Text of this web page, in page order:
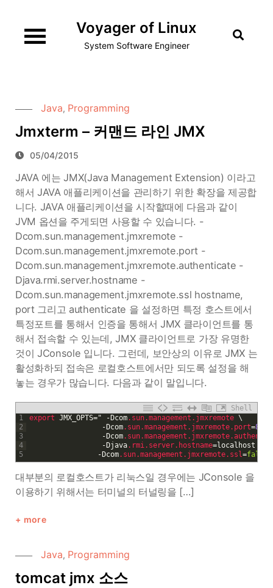
content
Voyager of Linux
System Software Engineer
Java, Programming
Jmxterm – 커맨드 라인 JMX
05/04/2015
JAVA 에는 JMX(Java Management Extension) 이라고
해서 JAVA 애플리케이션을 관리하기 위한 확장을 제공합
니다. JAVA 애플리케이션을 시작할때에 다음과 같이
JVM 옵션을 주게되면 사용할 수 있습니다. -
Dcom.sun.management.jmxremote -
Dcom.sun.management.jmxremote.port -
Dcom.sun.management.jmxremote.authenticate -
Djava.rmi.server.hostname -
Dcom.sun.management.jmxremote.ssl hostname,
port 그리고 authenticate 을 설정하면 특정 호스트에서
특정포트를 통해서 인증을 통해서 JMX 클라이언트를 통
해서 접속할 수 있는데, JMX 클라이언트로 가장 유명한
것이 JConsole 입니다. 그런데, 보안상의 이유로 JMX 는
활성화하되 접속은 로컬호스트에서만 되도록 설정을 해
놓는 경우가 많습니다. 다음과 같이 말입니다.
Shell
1
2
3
4
5
export JMX_OPTS=" - Dcom.sun.management .jmxremote \
- Dcom.sun.management .jmxremote.port=8090
- Dcom.sun.management .jmxremote
- Djava.rmi.server.hostname=localhost
- Dcom.sun.management .jmxremote.ssl=false
대부분의 로컬호스트가 리눅스일 경우에는 JConsole 을
이용하기 위해서는 터미널의 터널링을 […]
more
Java, Programming
tomcat jmx 소스